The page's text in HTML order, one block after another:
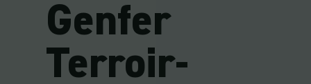
Genfer
Terroir-